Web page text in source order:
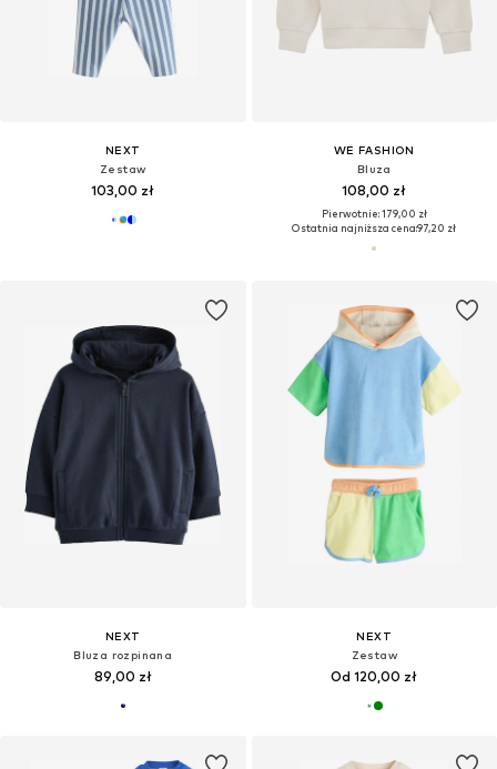
NEXT
Zestaw
103,00 zł
WE FASHION
Bluza
108,00 zł
Pierwotnie: 179,00 zł
Ostatnia najniższa cena:97,20 zł
NEXT
Bluza rozpinana
89,00 zł
NEXT
Zestaw
Od 120,00 zł